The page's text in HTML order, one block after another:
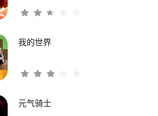
我的世界
元气骑士